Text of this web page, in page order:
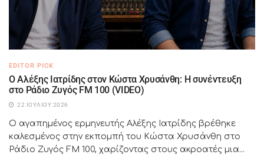
EDITOR PICK
Ο Αλέξης Ιατρίδης στον Κώστα Χρυσάνθη: Η συνέντευξη
στο Ράδιο Ζυγός FM 100 (VIDEO)
22 ΙΟΥΛΊΟΥ 2026
Ο αγαπημένος ερμηνευτής Αλέξης Ιατρίδης βρέθηκε
καλεσμένος στην εκπομπή του Κώστα Χρυσάνθη στο
Ράδιο Ζυγός FM 100, χαρίζοντας στους ακροατές μια...